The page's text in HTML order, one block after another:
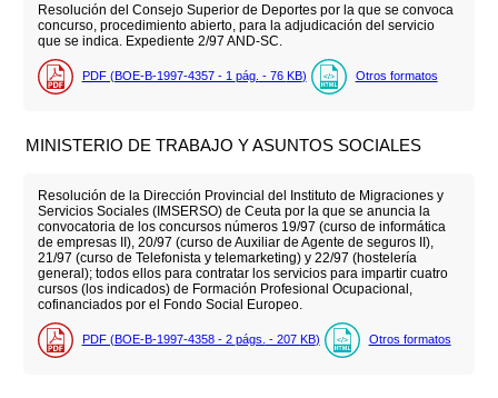
Resolución del Consejo Superior de Deportes por la que se convoca
concurso, procedimiento abierto, para la adjudicación del servicio
que se indica. Expediente 2/97 AND-SC.
PDF (BOE-B-1997-4357 - 1 pág. - 76 KB) Otros formatos
MINISTERIO DE TRABAJO Y ASUNTOS SOCIALES
Resolución de la Dirección Provincial del Instituto de Migraciones y
Servicios Sociales (IMSERSO) de Ceuta por la que se anuncia la
convocatoria de los concursos números 19/97 (curso de informática
de empresas II), 20/97 (curso de Auxiliar de Agente de seguros II),
21/97 (curso de Telefonista y telemarketing) y 22/97 (hostelería
general); todos ellos para contratar los servicios para impartir cuatro
cursos (los indicados) de Formación Profesional Ocupacional,
cofinanciados por el Fondo Social Europeo.
PDF (BOE-B-1997-4358 - 2 págs. - 207 KB) Otros formatos